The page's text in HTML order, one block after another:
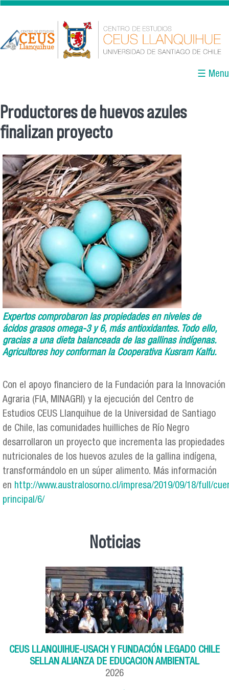
Pasar al contenido principal
☰ Menu
Se encuentra usted aquí
Productores de huevos azules
finalizan proyecto
Expertos comprobaron las propiedades en niveles de
ácidos grasos omega-3 y 6, más antioxidantes. Todo ello,
gracias a una dieta balanceada de las gallinas indígenas.
Agricultores hoy conforman la Cooperativa Kusram Kalfu.
Con el apoyo financiero de la Fundación para la Innovación
Agraria (FIA, MINAGRI) y la ejecución del Centro de
Estudios CEUS Llanquihue de la Universidad de Santiago
de Chile, las comunidades huilliches de Río Negro
desarrollaron un proyecto que incrementa las propiedades
nutricionales de los huevos azules de la gallina indígena,
transformándolo en un súper alimento. Más información
en http://www.australosorno.cl/impresa/2019/09/18/full/
principal/6/
Noticias
CEUS LLANQUIHUE-USACH Y FUNDACIÓN LEGADO CHILE
SELLAN ALIANZA DE EDUCACION AMBIENTAL
2026